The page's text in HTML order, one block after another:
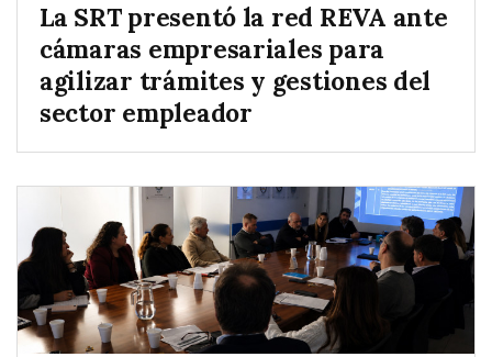
La SRT presentó la red REVA ante
cámaras empresariales para
agilizar trámites y gestiones del
sector empleador